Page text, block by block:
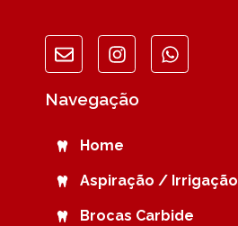
Navegação
Home
Aspiração / Irrigação
Brocas Carbide